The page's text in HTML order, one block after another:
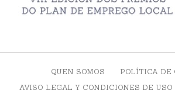
QUEN SOMOS
POLÍTICA DE
AVISO LEGAL Y CONDICIONES DE USO